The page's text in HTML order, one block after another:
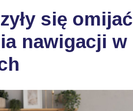
się omijać
nawigacji w